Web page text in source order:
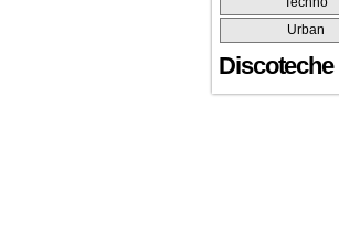
Urban
Discoteche